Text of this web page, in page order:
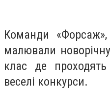
Команди
малювали
клас де
веселі конкурси.